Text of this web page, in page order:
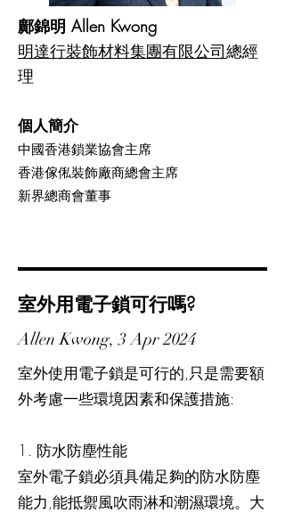
鄺錦明 Allen Kwong
明達行裝飾材料集團有限公司總經
理
個人簡介
中國香港鎖業協會主席
香港傢俬裝飾廠商總會主席
新界總商會董事
室外用電子鎖可行嗎?
Allen Kwong, 3 Apr 2024
室外使用電子鎖是可行的,只是需要額
外考慮一些環境因素和保護措施:
1. 防水防塵性能
室外電子鎖必須具備足夠的防水防塵
能力,能抵禦風吹雨淋和潮濕環境。大